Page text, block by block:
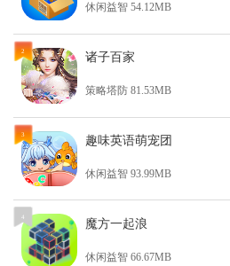
休闲益智 54.12MB
2 诸子百家
策略塔防 81.53MB
3 趣味英语萌宠团
休闲益智 93.99MB
4 魔方一起浪
休闲益智 66.67MB